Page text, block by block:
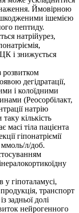
Ймовірною
ішемією
пептиду.
натрійурез,
і знижується
розвитком
дегідратації,
і колоїдними
(Реосорбілакт,
натрію
кількість
масі тіла пацієнта
гіпонатріємії
л/доб.
у гіпоталамусі,
транспорт
задньої долі
нейрогенного